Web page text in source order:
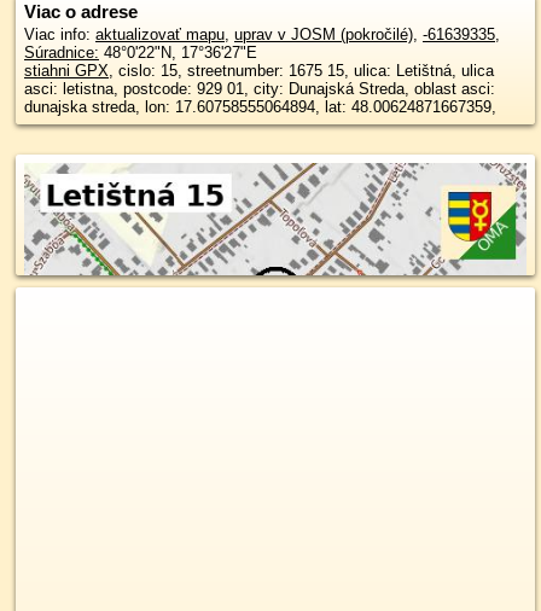
Viac o adrese
Viac info: aktualizovať mapu, uprav v JOSM (pokročilé), -61639335,
Súradnice: 48°0'22"N, 17°36'27"E
stiahni GPX, cislo: 15, streetnumber: 1675 15, ulica: Letištná, ulica
asci: letistna, postcode: 929 01, city: Dunajská Streda, oblast asci:
dunajska streda, lon: 17.60758555064894, lat: 48.00624871667359,